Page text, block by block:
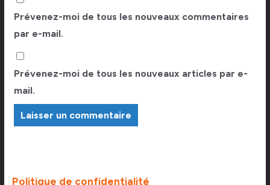
Prévenez-moi de tous les nouveaux commentaires
par e-mail.
Prévenez-moi de tous les nouveaux articles par e-
mail.
Politique de confidentialité